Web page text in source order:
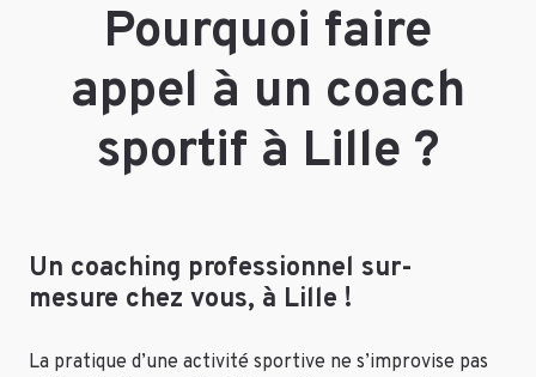
Pourquoi faire
appel à un coach
sportif à Lille ?
Un coaching professionnel sur-
mesure chez vous, à Lille !
La pratique d’une activité sportive ne s’improvise pas